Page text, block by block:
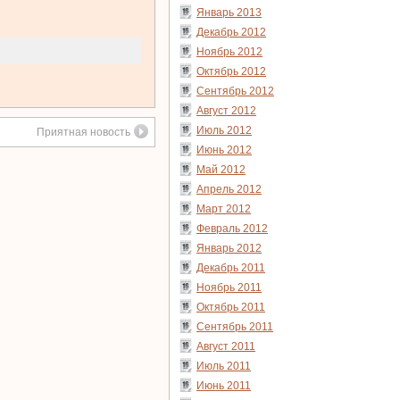
Приятная новость
Январь 2013
Декабрь 2012
Ноябрь 2012
Октябрь 2012
Сентябрь 2012
Август 2012
Июль 2012
Июнь 2012
Май 2012
Апрель 2012
Март 2012
Февраль 2012
Январь 2012
Декабрь 2011
Ноябрь 2011
Октябрь 2011
Сентябрь 2011
Август 2011
Июль 2011
Июнь 2011